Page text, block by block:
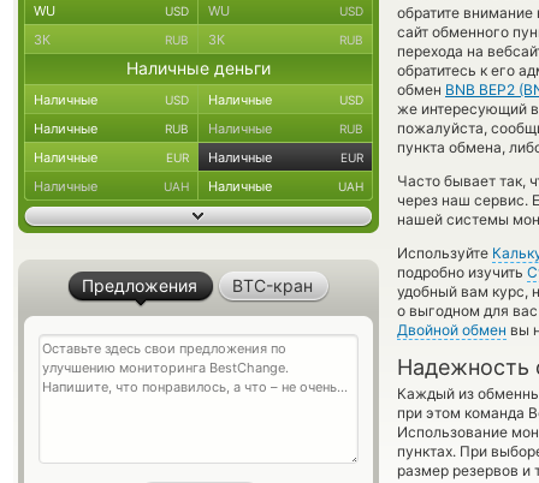
обратите
сайт обменного
перехода на
обратитесь к его
обмен BNB BEP2
же интересующий
пожалуйста,
пункта обмена,
Часто бывает так,
через наш сервис.
нашей системы
Используйте
подробно изучить
удобный вам курс,
о выгодном для
Двойной обмен вы
Надежность
Каждый из
при этом команда
Использование
пунктах. При
размер резервов и
WU USD WU USD
ЗК RUB ЗК RUB
Наличные деньги
Наличные USD Наличные USD
Наличные RUB Наличные RUB
Наличные EUR Наличные EUR
Наличные UAH Наличные UAH
Предложения BTC-кран